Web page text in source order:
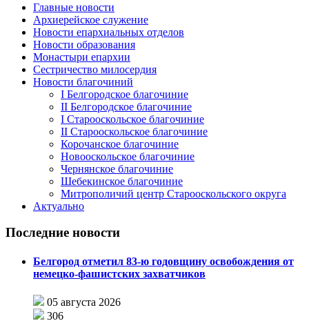
Главные новости
Архиерейское служение
Новости епархиальных отделов
Новости образования
Монастыри епархии
Сестричество милосердия
Новости благочиний
I Белгородское благочиние
II Белгородское благочиние
I Старооскольское благочиние
II Старооскольское благочиние
Корочанское благочиние
Новооскольское благочиние
Чернянское благочиние
Шебекинское благочиние
Митрополичий центр Старооскольского округа
Актуально
Последние новости
Белгород отметил 83-ю годовщину освобождения от
немецко-фашистских захватчиков
05 августа 2026
306